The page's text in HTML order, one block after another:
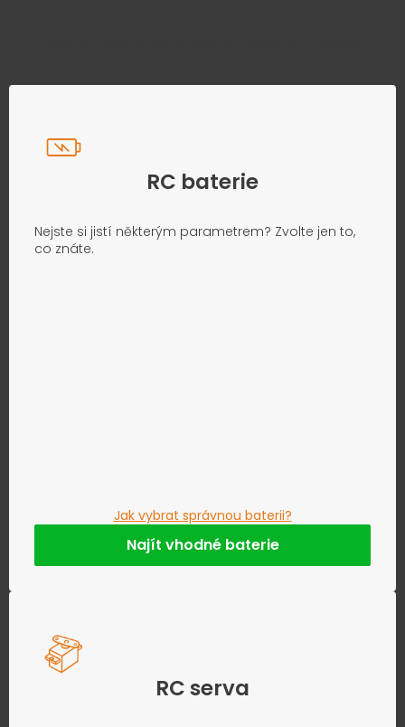
RC baterie
Nejste si jistí některým parametrem? Zvolte jen to,
co znáte.
Jak vybrat správnou baterii?
Najít vhodné baterie
RC serva